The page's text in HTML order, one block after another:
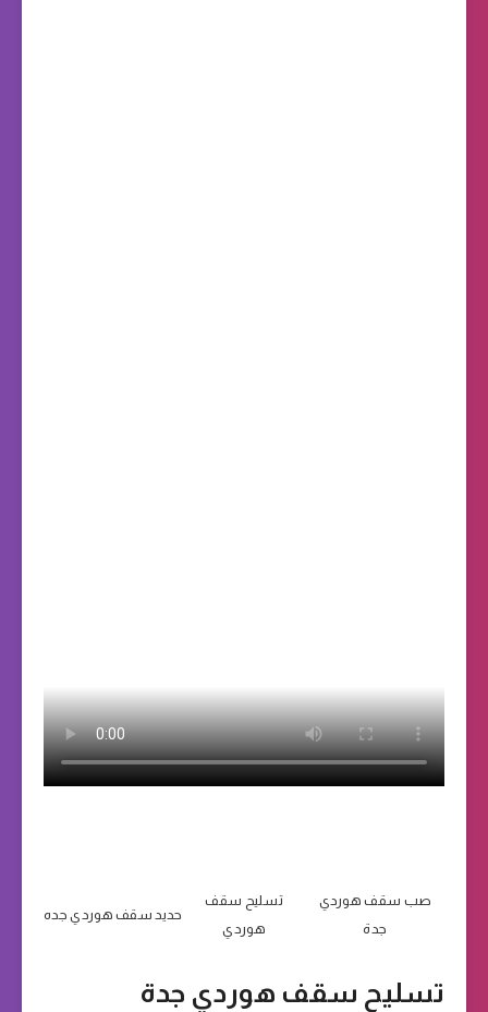
صب سقف هوردي
جدة
تسليح سقف
هوردي
حديد سقف هوردي جده
تسليح سقف هوردي جدة